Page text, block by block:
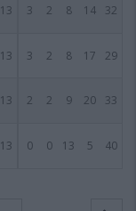
13 3 2 8 14 32
13 3 2 8 17 29
13 2 2 9 20 33
13 0 0 13 5 40